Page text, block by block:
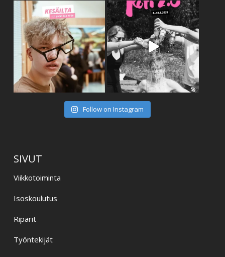
Follow on Instagram
SIVUT
Viikkotoiminta
Isoskoulutus
Riparit
Työntekijät